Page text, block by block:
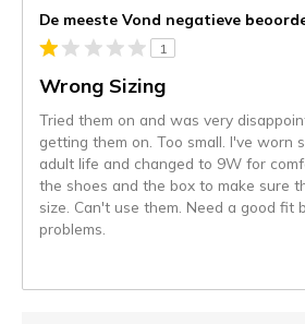
content
wordt
momenteel
gemigreerd
niejee
page_id.
kunt
de
van
De meeste Vond negatieve
1
Wrong Sizing
Tried them on and was very
getting them on. Too small. I've worn
adult life and changed to 9W for
the shoes and the box to make sure
size. Can't use them. Need a good fit
problems.